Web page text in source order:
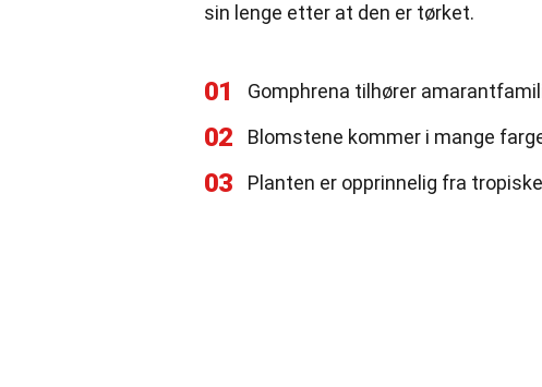
sin lenge etter at den er tørket.
01 Gomphrena tilhører
02 Blomstene kommer i mange
03 Planten er opprinnelig fra